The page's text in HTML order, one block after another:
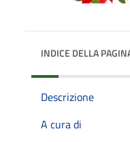
INDICE DELLA
Descrizione
A cura di